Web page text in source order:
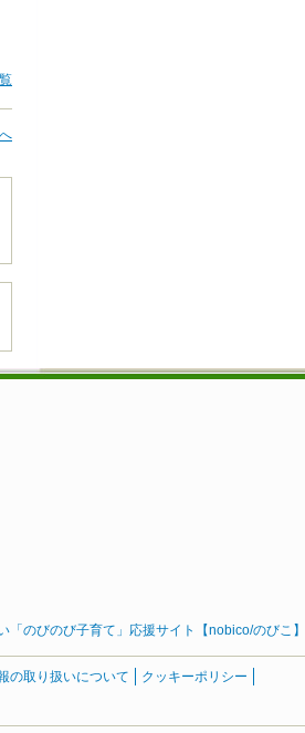
「のびのび子育て」応援サイト【nobico/のびこ】
の取り扱いについて
クッキーポリシー